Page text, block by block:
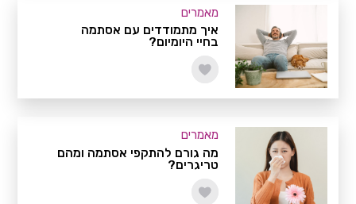
מאמרים
איך מתמודדים עם אסתמה
בחיי היומיום?
מאמרים
מה גורם להתקפי אסתמה ומהם
טריגרים?